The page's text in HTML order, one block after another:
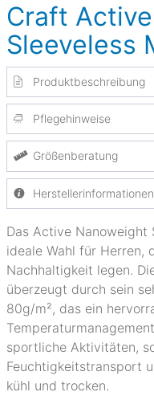
Craft
Sleeveless
Produktbeschreibung
Pflegehinweise
Größenberatung
Herstellerinformationen
Das Active
ideale Wahl für Herren,
Nachhaltigkeit legen.
überzeugt durch sein
80g/m², das ein
sportliche Aktivitäten,
Feuchtigkeitstransport
kühl und trocken.